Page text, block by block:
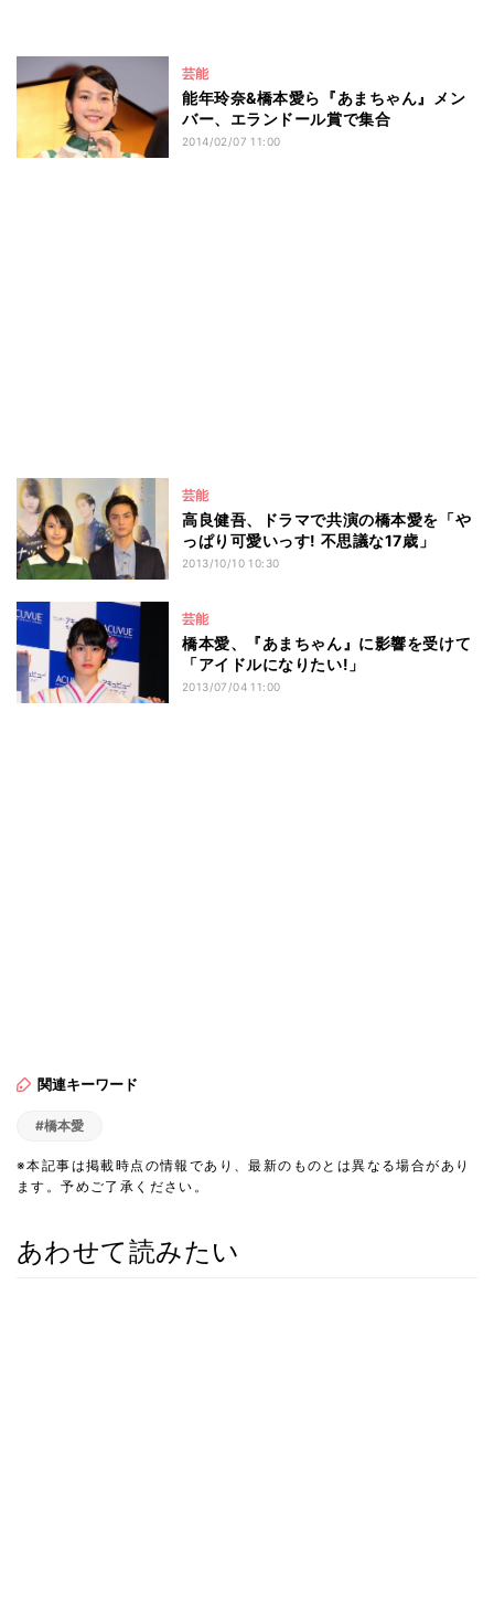
芸能
能年玲奈&橋本愛ら『あまちゃん』メン
バー、エランドール賞で集合
2014/02/07 11:00
芸能
高良健吾、ドラマで共演の橋本愛を「や
っぱり可愛いっす! 不思議な17歳」
2013/10/10 10:30
芸能
橋本愛、『あまちゃん』に影響を受けて
「アイドルになりたい!」
2013/07/04 11:00
関連キーワード
#橋本愛
※本記事は掲載時点の情報であり、最新のものとは異なる場合があり
ます。予めご了承ください。
あわせて読みたい